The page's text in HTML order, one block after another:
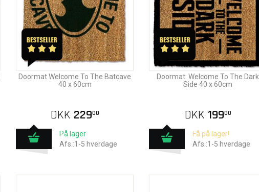
Doormat Welcome To The Batcave
40 x 60cm
DKK 22900
På lager
Afs.:1-5 hverdage
Doormat: Welcome To The Dark
Side 40 x 60cm
DKK 19900
Få på lager!
Afs.:1-5 hverdage